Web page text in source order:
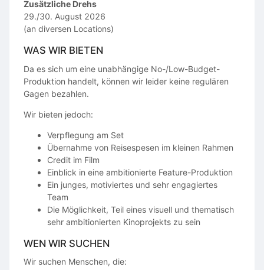
Zusätzliche Drehs
29./30. August 2026
(an diversen Locations)
WAS WIR BIETEN
Da es sich um eine unabhängige No-/Low-Budget-
Produktion handelt, können wir leider keine regulären
Gagen bezahlen.
Wir bieten jedoch:
Verpflegung am Set
Übernahme von Reisespesen im kleinen Rahmen
Credit im Film
Einblick in eine ambitionierte Feature-Produktion
Ein junges, motiviertes und sehr engagiertes
Team
Die Möglichkeit, Teil eines visuell und thematisch
sehr ambitionierten Kinoprojekts zu sein
WEN WIR SUCHEN
Wir suchen Menschen, die: